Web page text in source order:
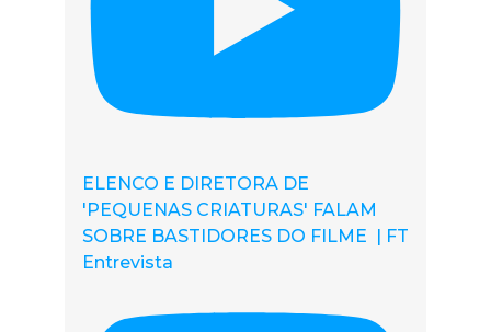
ELENCO E DIRETORA DE
'PEQUENAS CRIATURAS' FALAM
SOBRE BASTIDORES DO FILME | FT
Entrevista